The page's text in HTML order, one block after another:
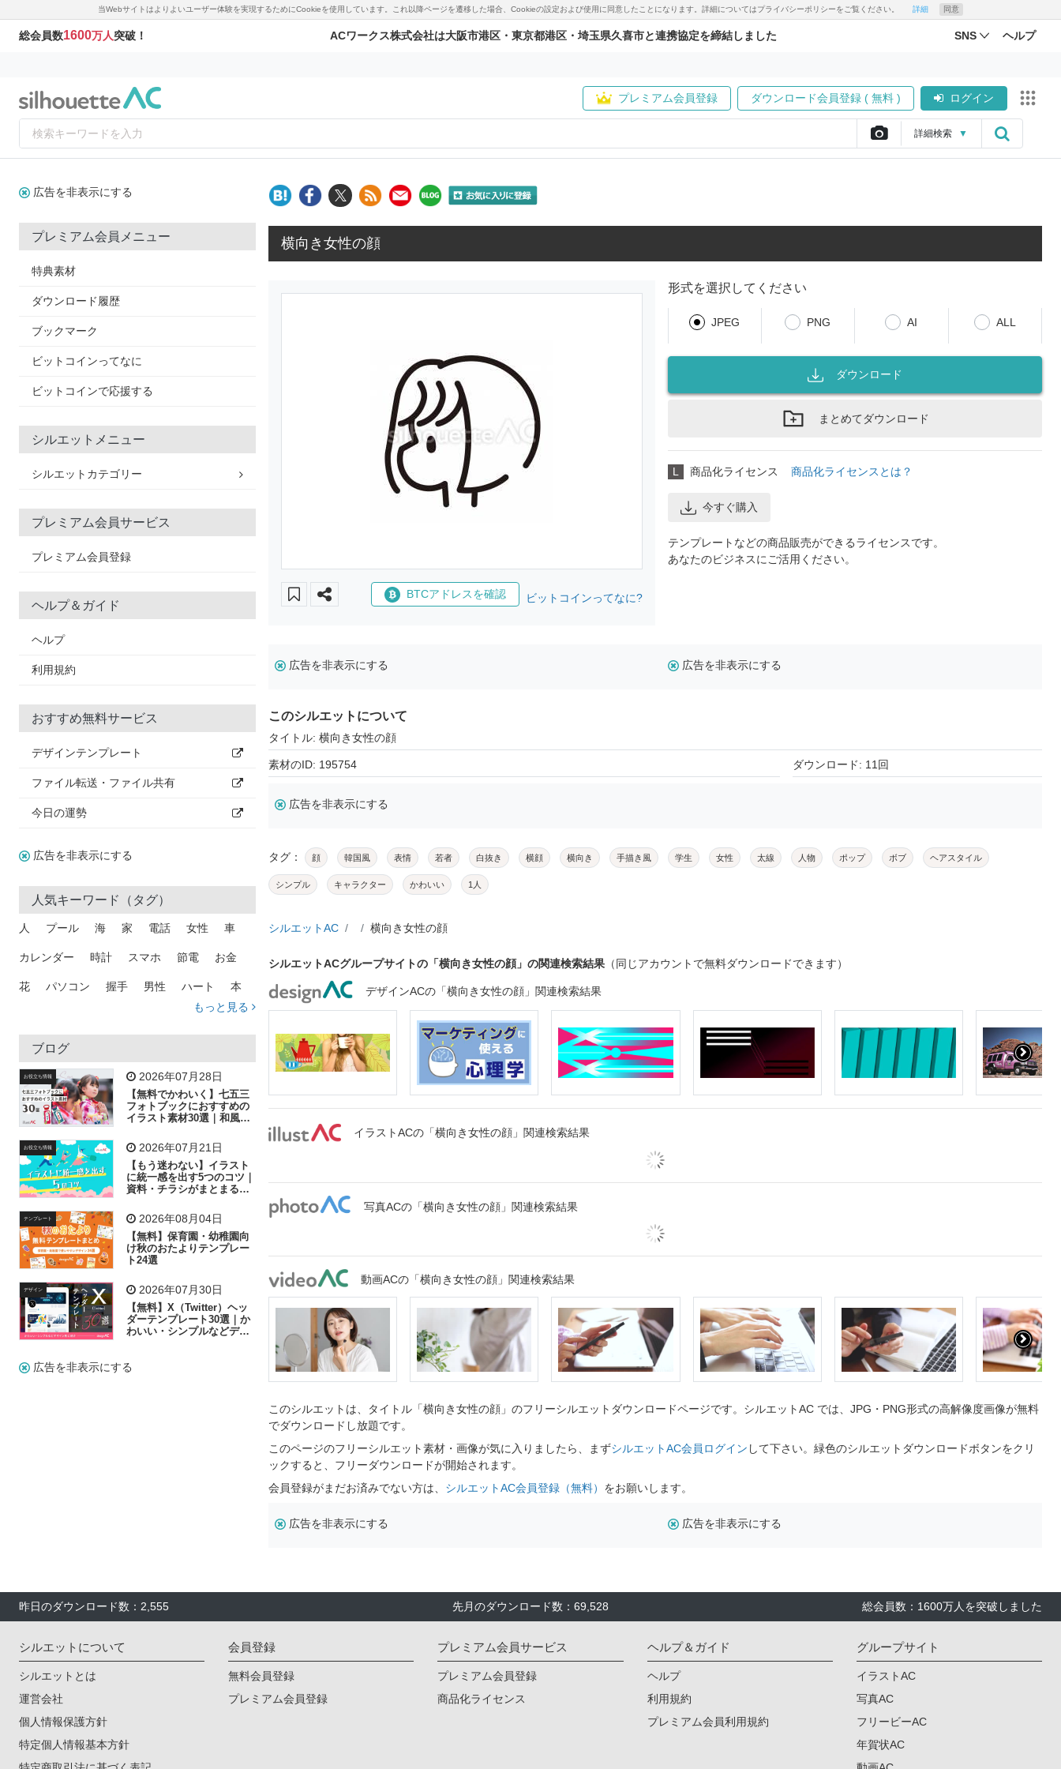
当Webサイトはよりよいユーザー体験を実現するためにCookieを使用しています。これ以降ページを遷移した場合、Cookieの設定および使用に同意したことになります。詳細についてはプライバシーポリシーをご覧ください。 詳細 同意
総会員数1600万人突破！ ACワークス株式会社は大阪市港区・東京都港区・埼玉県久喜市と連携協定を締結しました SNS ヘルプ
プレミアム会員登録 ダウンロード会員登録 ( 無料 ) ログイン
詳細検索 ▼
広告を非表示にする
プレミアム会員メニュー
特典素材
ダウンロード履歴
ブックマーク
ビットコインってなに
ビットコインで応援する
シルエットメニュー
シルエットカテゴリー
プレミアム会員サービス
プレミアム会員登録
ヘルプ＆ガイド
ヘルプ
利用規約
おすすめ無料サービス
デザインテンプレート
ファイル転送・ファイル共有
今日の運勢
広告を非表示にする
人気キーワード（タグ）
人 プール 海 家 電話 女性 車
カレンダー 時計 スマホ 節電 お金
花 パソコン 握手 男性 ハート 本
トラック 木
吹き出し
飛行機 グラフ ビル 魚 家族 書類
歩く 工場 会社 太陽 キラキラ
子供 作業員 相談 ピクトグラム
もっと見る
ブログ
お役立ち情報 2026年07月28日
【無料でかわいく】七五三
フォトブックにおすすめの
イラスト素材30選｜和風の
お役立ち情報 2026年07月21日
【もう迷わない】イラスト
に統一感を出す5つのコツ｜
資料・チラシがまとまるフ
テンプレート 2026年08月04日
【無料】保育園・幼稚園向
け秋のおたよりテンプレー
ト24選
デザイン 2026年07月30日
【無料】X（Twitter）ヘッ
ダーテンプレート30選｜か
わいい・シンプルなどデザ
広告を非表示にする
横向き女性の顔
BTCアドレスを確認 ビットコインってなに?
形式を選択してください
JPEG PNG AI ALL
ダウンロード
まとめてダウンロード
L 商品化ライセンス 商品化ライセンスとは？
今すぐ購入
テンプレートなどの商品販売ができるライセンスです。
あなたのビジネスにご活用ください。
広告を非表示にする 広告を非表示にする
このシルエットについて
タイトル: 横向き女性の顔
素材のID: 195754 ダウンロード: 11回
広告を非表示にする
タグ： 顔 韓国風 表情 若者 白抜き 横顔 横向き 手描き風 学生 女性 太線 人物 ポップ ボブ ヘアスタイル
シンプル キャラクター かわいい 1人
シルエットAC 横向き女性の顔
シルエットACグループサイトの「横向き女性の顔」の関連検索結果 （同じアカウントで無料ダウンロードできます）
デザインACの「横向き女性の顔」関連検索結果
イラストACの「横向き女性の顔」関連検索結果
写真ACの「横向き女性の顔」関連検索結果
動画ACの「横向き女性の顔」関連検索結果
このシルエットは、タイトル「横向き女性の顔」のフリーシルエットダウンロードページです。シルエットAC では、JPG・PNG形式の高解像度画像が無料
でダウンロードし放題です。
このページのフリーシルエット素材・画像が気に入りましたら、まずシルエットAC会員ログイン して下さい。緑色のシルエットダウンロードボタンをクリ
ックすると、フリーダウンロードが開始されます。
会員登録がまだお済みでない方は、 シルエットAC会員登録（無料） をお願いします。
広告を非表示にする 広告を非表示にする
昨日のダウンロード数：2,555 先月のダウンロード数：69,528 総会員数：1600万人を突破しました
シルエットについて
シルエットとは
運営会社
個人情報保護方針
特定個人情報基本方針
会員登録
無料会員登録
プレミアム会員登録
プレミアム会員サービス
プレミアム会員登録
商品化ライセンス
ヘルプ＆ガイド
ヘルプ
利用規約
プレミアム会員利用規約
グループサイト
イラストAC
写真AC
フリービーAC
年賀状AC